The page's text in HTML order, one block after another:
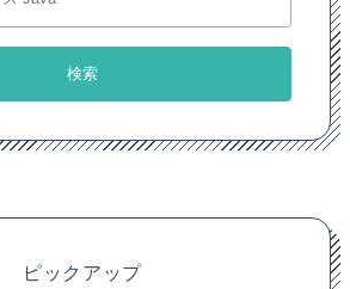
ピックアップ